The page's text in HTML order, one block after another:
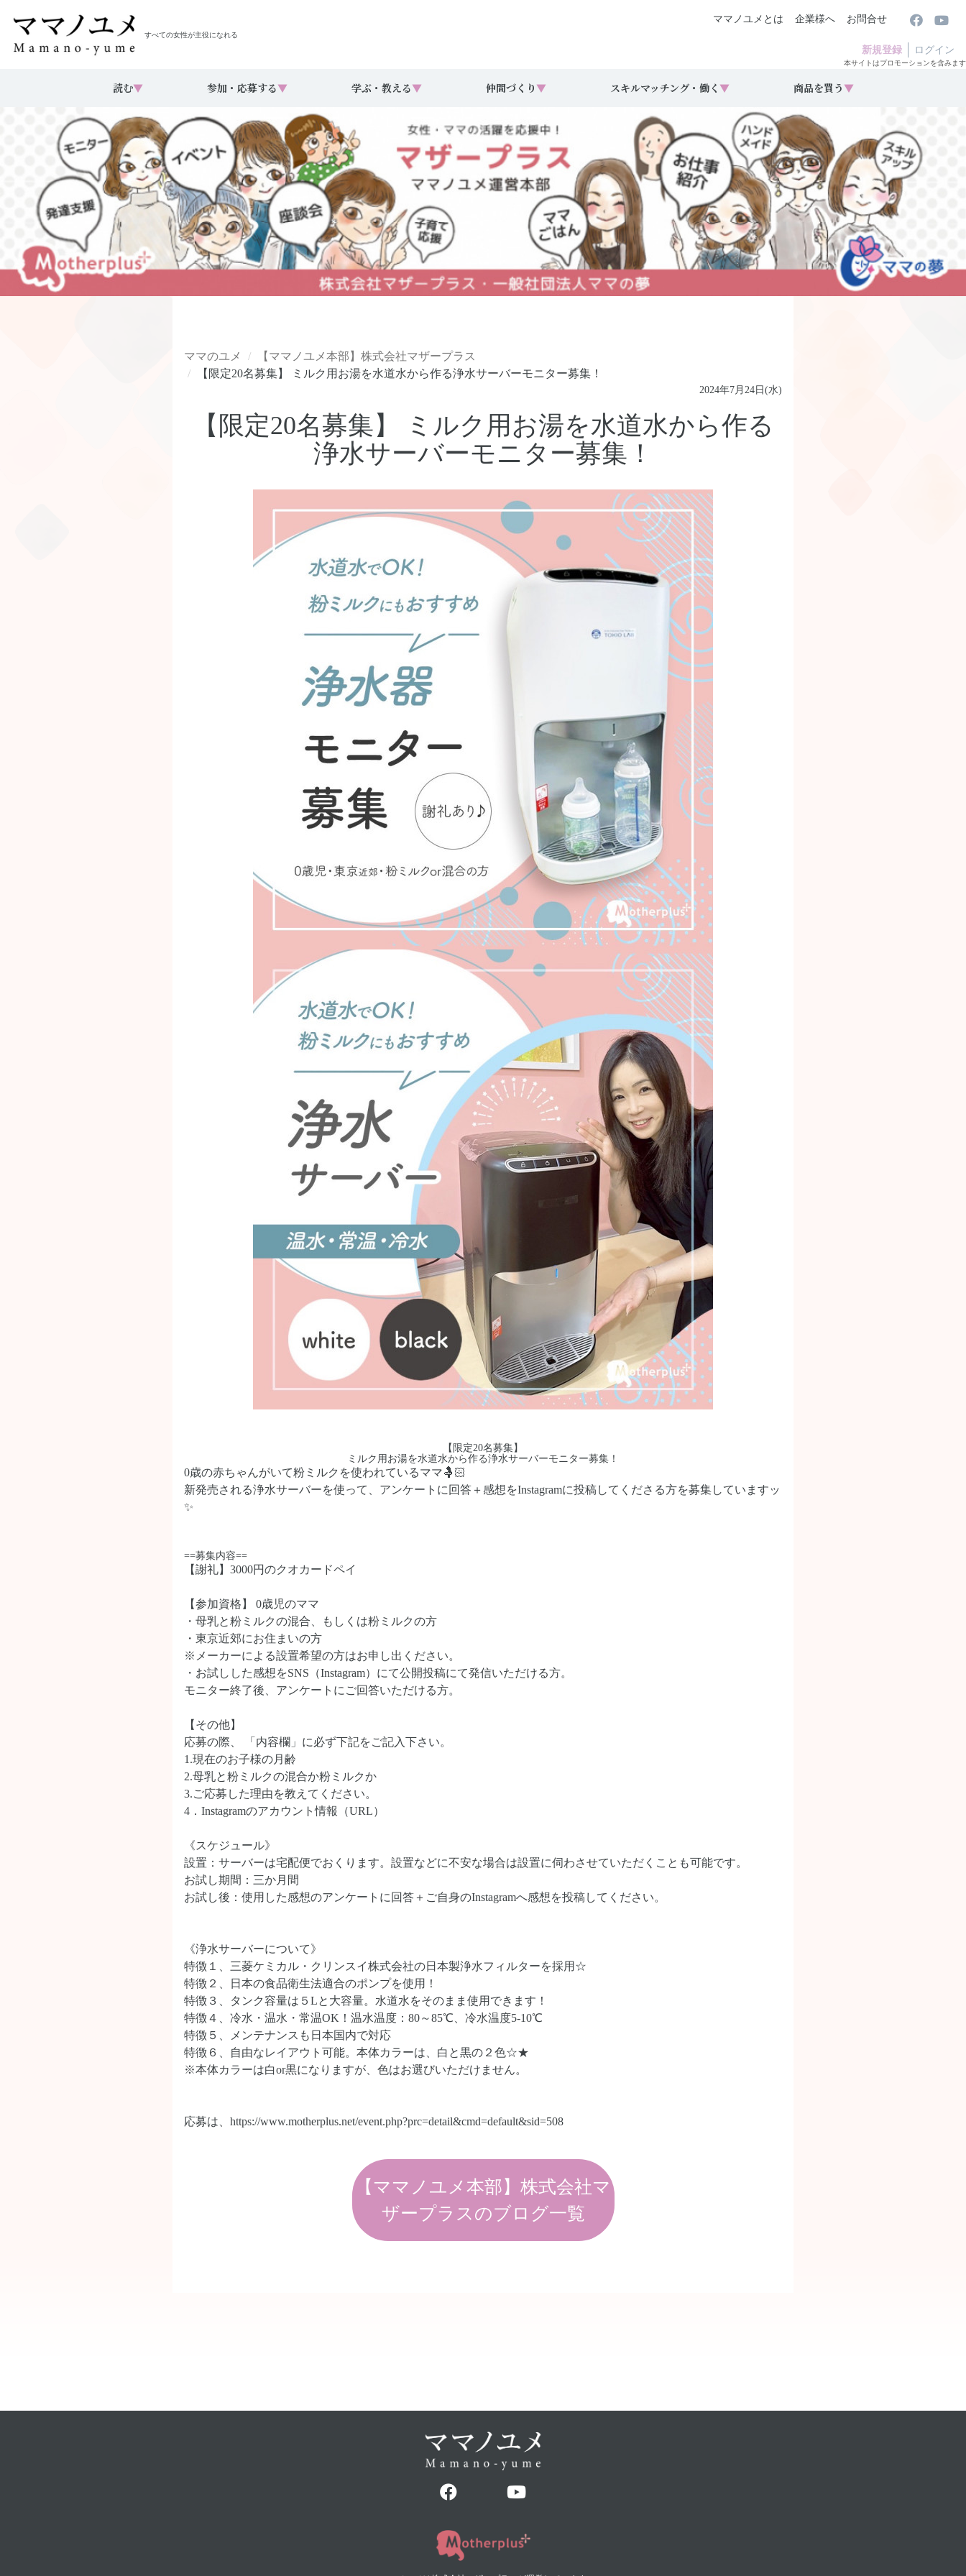
すべての女性が主役になれる
ママノユメとは 企業様へ お問合せ
新規登録 ログイン
本サイトはプロモーションを含みます
読む▼ 参加・応募する▼ 学ぶ・教える▼ 仲間づくり ▼ スキルマッチング・働く ▼ 商品を買う ▼
ママのユメ
【ママノユメ本部】株式会社マザープラス
【限定20名募集】 ミルク用お湯を水道水から作る浄水サーバーモニター募集！
2024年7月24日(水)
【限定20名募集】 ミルク用お湯を水道水から作る
浄水サーバーモニター募集！
【限定20名募集】
ミルク用お湯を水道水から作る浄水サーバーモニター募集！
0歳の赤ちゃんがいて粉ミルクを使われているママ🤱🏻
新発売される浄水サーバーを使って、アンケートに回答＋感想をInstagramに投稿してくださる方を募集していますッ
✨
==募集内容==
【謝礼】3000円のクオカードペイ
【参加資格】 0歳児のママ
・母乳と粉ミルクの混合、もしくは粉ミルクの方
・東京近郊にお住まいの方
※メーカーによる設置希望の方はお申し出ください。
・お試しした感想をSNS（Instagram）にて公開投稿にて発信いただける方。
モニター終了後、アンケートにご回答いただける方。
【その他】
応募の際、 「内容欄」に必ず下記をご記入下さい。
1.現在のお子様の月齢
2.母乳と粉ミルクの混合か粉ミルクか
3.ご応募した理由を教えてください。
4．Instagramのアカウント情報（URL）
《スケジュール》
設置：サーバーは宅配便でおくります。設置などに不安な場合は設置に伺わさせていただくことも可能です。
お試し期間：三か月間
お試し後：使用した感想のアンケートに回答＋ご自身のInstagramへ感想を投稿してください。
《浄水サーバーについて》
特徴１、三菱ケミカル・クリンスイ株式会社の日本製浄水フィルターを採用☆
特徴２、日本の食品衛生法適合のポンプを使用！
特徴３、タンク容量は５Lと大容量。水道水をそのまま使用できます！
特徴４、冷水・温水・常温OK！温水温度：80～85℃、冷水温度5-10℃
特徴５、メンテナンスも日本国内で対応
特徴６、自由なレイアウト可能。本体カラーは、白と黒の２色☆★
※本体カラーは白or黒になりますが、色はお選びいただけません。
応募は、https://www.motherplus.net/event.php?prc=detail&cmd=default&sid=508
【ママノユメ本部】株式会社マ
ザープラスのブログ一覧